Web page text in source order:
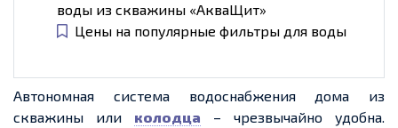
воды из скважины «АкваЩит»
Цены на популярные фильтры для воды
Автономная система водоснабжения дома из
скважины или колодца – чрезвычайно удобна.